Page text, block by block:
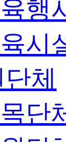
행
시
체
단